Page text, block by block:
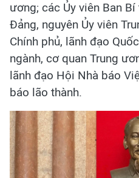
ương; các Ủy viên Ban
Đảng, nguyên Ủy viên
Chính phủ, lãnh đạo
ngành, cơ quan Trung
lãnh đạo Hội Nhà báo
báo lão thành.